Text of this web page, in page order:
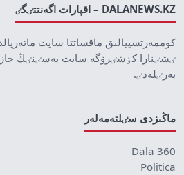
DALANEWS.KZ – اقپارات اگەنتتٸگٸ
كوممەرتسييالىق ماقساتتا سايت
ٸشٸنارا كٶشٸرۋگە سايت يەسٸنٸڭ
بەرٸلەدٸ.
ماڭىزدى سٸلتەمەلەر
Dala 360
Politica